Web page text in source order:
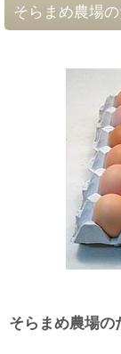
そらまめ農場
そらまめ農場の